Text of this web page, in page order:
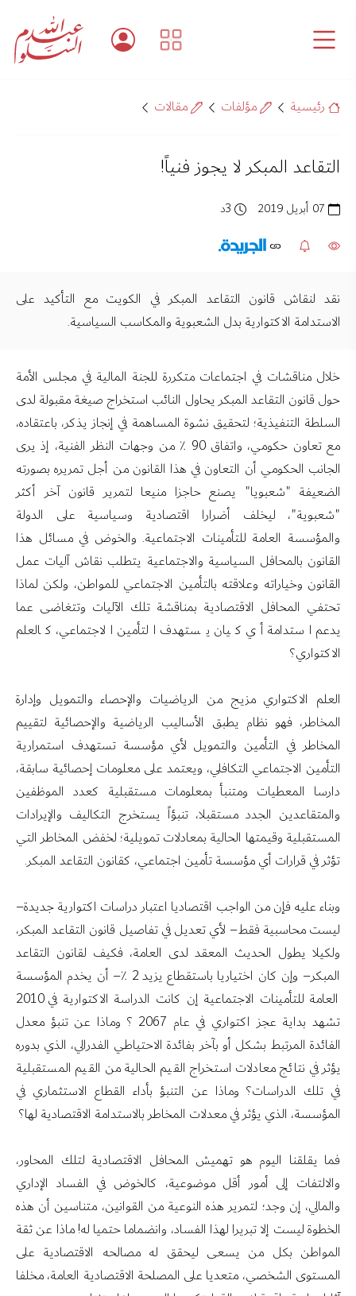
رئيسية مؤلفات مقالات
التقاعد المبكر لا يجوز فنياً!
نقد لنقاش قانون التقاعد المبكر في الكويت مع التأكيد على
الاستدامة الاكتوارية بدل الشعبوية والمكاسب السياسية.
خلال مناقشات في اجتماعات متكررة للجنة المالية في مجلس الأمة
حول قانون التقاعد المبكر يحاول النائب استخراج صيغة مقبولة لدى
السلطة التنفيذية؛ لتحقيق نشوة المساهمة في إنجاز يذكر، باعتقاده،
مع تعاون حكومي، واتفاق 90 ٪ من وجهات النظر الفنية، إذ يرى
الجانب الحكومي أن التعاون في هذا القانون من أجل تمريره بصورته
الضعيفة "شعبويا" يصنع حاجزا منيعا لتمرير قانون آخر أكثر
"شعبوية"، ليخلف أضرارا اقتصادية وسياسية على الدولة
والمؤسسة العامة للتأمينات الاجتماعية. والخوض في مسائل هذا
القانون بالمحافل السياسية والاجتماعية يتطلب نقاش آليات عمل
القانون وخياراته وعلاقته بالتأمين الاجتماعي للمواطن، ولكن لماذا
تحتفي المحافل الاقتصادية بمناقشة تلك الآليات وتتغاضى عما
يدعم استدامة أي كيان يستهدف التأمين الاجتماعي، كالعلم
الاكتواري؟
العلم الاكتواري مزيج من الرياضيات والإحصاء والتمويل وإدارة
المخاطر، فهو نظام يطبق الأساليب الرياضية والإحصائية لتقييم
المخاطر في التأمين والتمويل لأي مؤسسة تستهدف استمرارية
التأمين الاجتماعي التكافلي، ويعتمد على معلومات إحصائية سابقة،
دارسا المعطيات ومتنبأ بمعلومات مستقبلية كعدد الموظفين
والمتقاعدين الجدد مستقبلا، تنبؤاً يستخرج التكاليف والإيرادات
المستقبلية وقيمتها الحالية بمعادلات تمويلية؛ لخفض المخاطر التي
تؤثر في قرارات أي مؤسسة تأمين اجتماعي، كقانون التقاعد المبكر.
وبناء عليه فإن من الواجب اقتصاديا اعتبار دراسات اكتوارية جديدة–
ليست محاسبية فقط– لأي تعديل في تفاصيل قانون التقاعد المبكر،
ولكيلا يطول الحديث المعقد لدى العامة، فكيف لقانون التقاعد
المبكر– وإن كان اختياريا باستقطاع يزيد 2 ٪– أن يخدم المؤسسة
العامة للتأمينات الاجتماعية إن كانت الدراسة الاكتوارية في 2010
تشهد بداية عجز اكتواري في عام 2067 ؟ وماذا عن تنبؤ معدل
الفائدة المرتبط بشكل أو بآخر بفائدة الاحتياطي الفدرالي، الذي بدوره
يؤثر في نتائج معادلات استخراج القيم الحالية من القيم المستقبلية
في تلك الدراسات؟ وماذا عن التنبؤ بأداء القطاع الاستثماري في
المؤسسة، الذي يؤثر في معدلات المخاطر بالاستدامة الاقتصادية لها؟
فما يقلقنا اليوم هو تهميش المحافل الاقتصادية لتلك المحاور،
والالتفات إلى أمور أقل موضوعية، كالخوض في الفساد الإداري
والمالي، إن وجد؛ لتمرير هذه النوعية من القوانين، متناسين أن هذه
الخطوة ليست إلا تبريرا لهذا الفساد، وانضماما حتميا له! ماذا عن ثقة
المواطن بكل من يسعى ليحقق له مصالحه الاقتصادية على
المستوى الشخصي، متعديا على المصلحة الاقتصادية العامة، مخلفا